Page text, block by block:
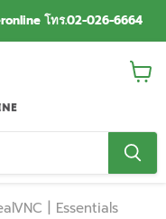
โทร.02-026-6664
View
| Essentials